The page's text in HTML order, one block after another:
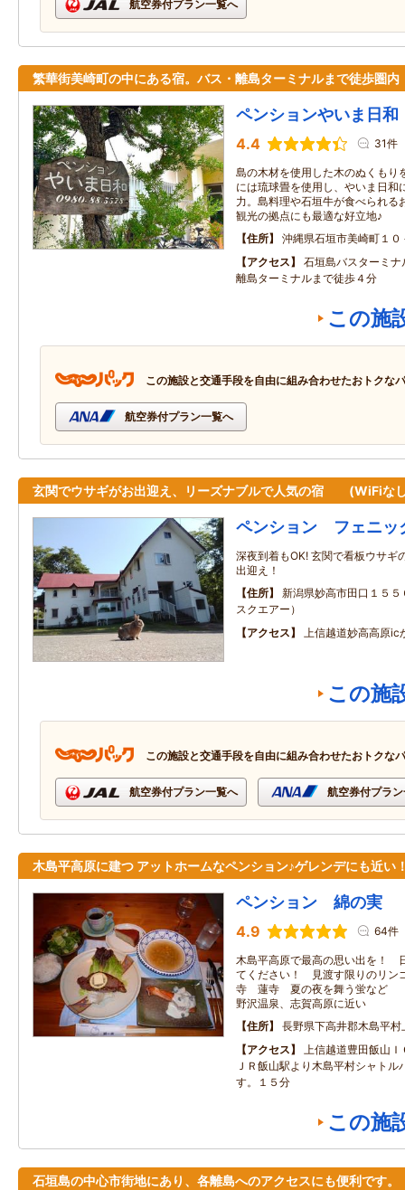
航空券付プラン一覧へ
繁華街美崎町の中にある宿。バス・離島ターミナルまで徒歩圏内
ペンションやいま日和
4.4 31件
島の木材を使用した木のぬくもり
には琉球畳を使用し、やいま日和
力。島料理や石垣牛が食べられる
観光の拠点にも最適な好立地♪
住所
沖縄県石垣市美崎町１０
アクセス
石垣島バスターミ
離島ターミナルまで徒歩４分
この施
この施設と交通手段を自由に組み合わせたおトクな
航空券付プラン一覧へ
玄関でウサギがお出迎え、リーズナブルで人気の宿 (WiFiな
ペンション フェニッ
深夜到着もOK! 玄関で看板ウサギ
出迎え！
住所
新潟県妙高市田口１５
スクエアー）
アクセス
上信越道妙高高原ic
この施
この施設と交通手段を自由に組み合わせたおトクな
航空券付プラン一覧へ 航空券付プラ
木島平高原に建つ アットホームなペンション♪ゲレンデにも近い
ペンション 綿の実
4.9 64件
木島平高原で最高の思い出を！
てください！ 見渡す限りのリ
寺 蓮寺 夏の夜を舞う蛍など
野沢温泉、志賀高原に近い
住所
長野県下高井郡木島平村
アクセス
上信越道豊田飯山
ＪＲ飯山駅より木島平村シャトル
す。１５分
この施
石垣島の中心市街地にあり、各離島へのアクセスにも便利です。